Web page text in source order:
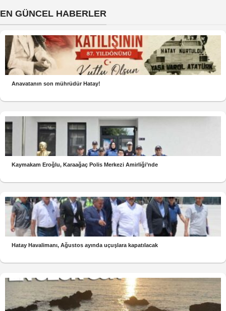
EN GÜNCEL HABERLER
Anavatanın son mührüdür Hatay!
Kaymakam Eroğlu, Karaağaç Polis Merkezi Amirliği’nde
Hatay Havalimanı, Ağustos ayında uçuşlara kapatılacak